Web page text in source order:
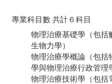
專業科目數 共計６科目
物理治療基礎學（包括
生物力學）
物理治療學概論（包括
學與物理治療行政管理
物理治療技術學（包括